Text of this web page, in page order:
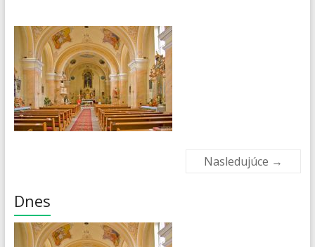
Nasledujúce →
Dnes